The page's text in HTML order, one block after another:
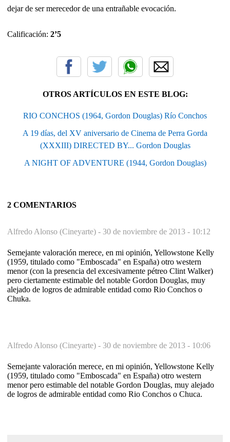
dejar de ser merecedor de una entrañable evocación.
Calificación: 2’5
OTROS ARTÍCULOS EN ESTE BLOG:
RIO CONCHOS (1964, Gordon Douglas) Río Conchos
A 19 días, del XV aniversario de Cinema de Perra Gorda
(XXXIII) DIRECTED BY... Gordon Douglas
A NIGHT OF ADVENTURE (1944, Gordon Douglas)
2 COMENTARIOS
Alfredo Alonso (Cineyarte) - 30 de noviembre de 2013 - 10:12
Semejante valoración merece, en mi opinión, Yellowstone Kelly
(1959, titulado como "Emboscada" en España) otro western
menor (con la presencia del excesivamente pétreo Clint Walker)
pero ciertamente estimable del notable Gordon Douglas, muy
alejado de logros de admirable entidad como Rio Conchos o
Chuka.
Alfredo Alonso (Cineyarte) - 30 de noviembre de 2013 - 10:06
Semejante valoración merece, en mi opinión, Yellowstone Kelly
(1959, titulado como "Emboscada" en España) otro western
menor pero estimable del notable Gordon Douglas, muy alejado
de logros de admirable entidad como Rio Conchos o Chuca.